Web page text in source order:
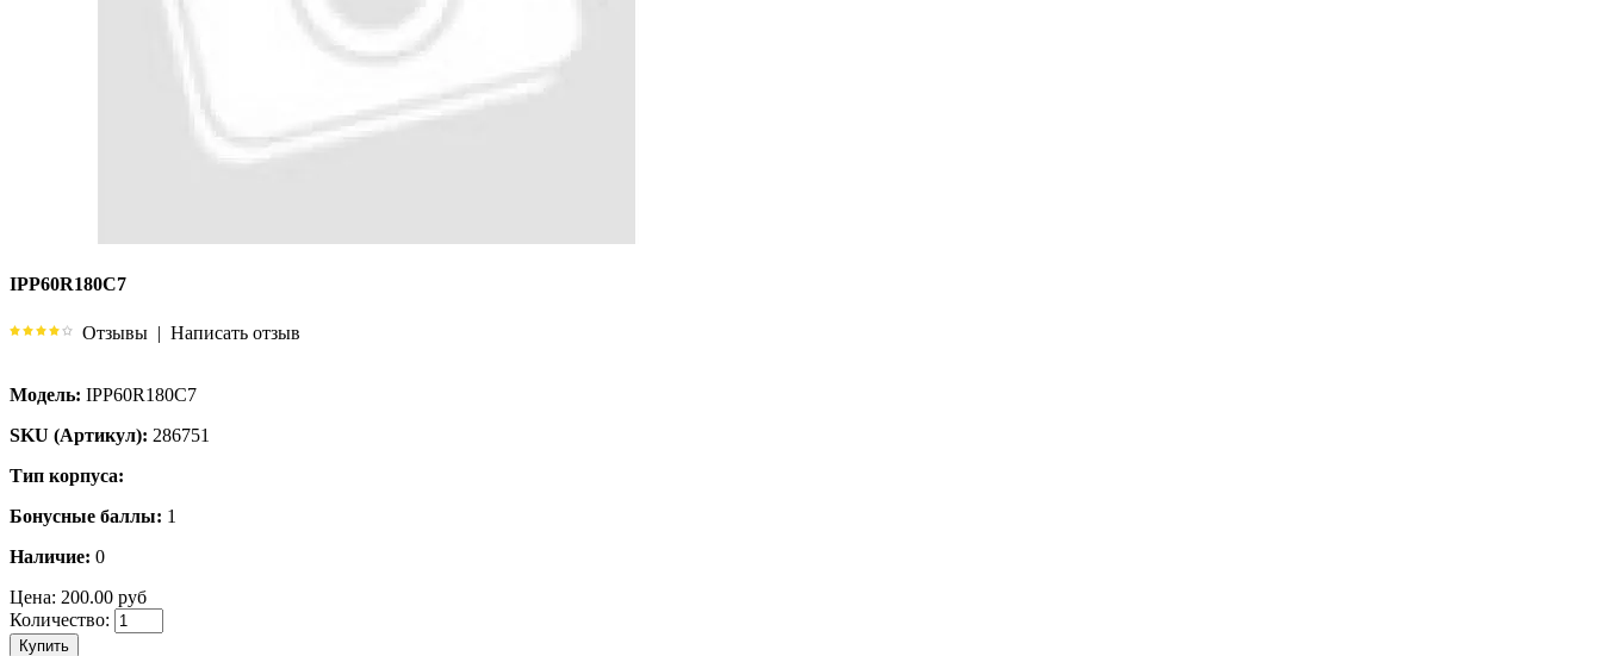
IPP60R180C7
Отзывы | Написать отзыв
Модель: IPP60R180C7
SKU (Артикул): 286751
Тип корпуса:
Бонусные баллы: 1
Наличие: 0
Цена: 200.00 руб
Количество:
Купить